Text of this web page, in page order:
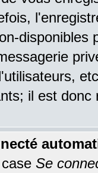
disponibles
il est
Se